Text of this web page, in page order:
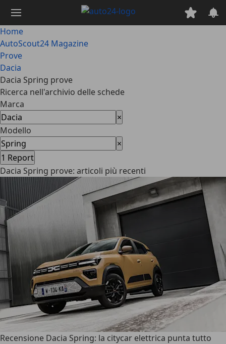
contenuto
principale
Home
AutoScout24 Magazine
Prove
Dacia
Dacia Spring prove
Ricerca nell'archivio delle schede
Marca
×
Modello
×
1 Report
Dacia Spring prove: articoli più recenti
Recensione Dacia Spring: la citycar elettrica punta tutto